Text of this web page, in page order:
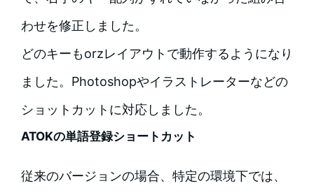
わせを修正しました。
どのキーもorzレイアウトで動作するようになり
ました。Photoshopやイラストレーターなどの
ショットカットに対応しました。
ATOKの単語登録ショートカット
従来のバージョンの場合、特定の環境下では、